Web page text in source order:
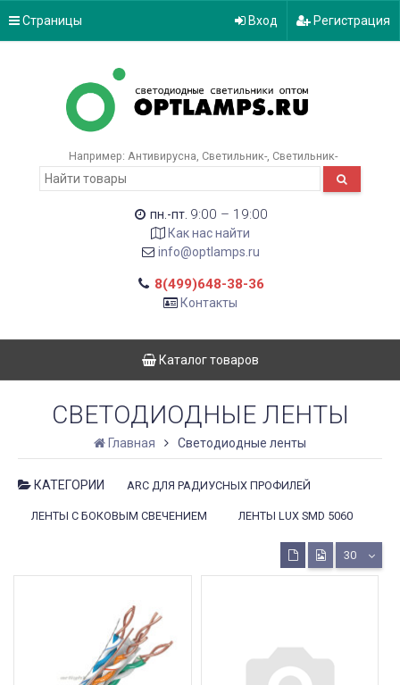
Страницы Вход Регистрация
Например: Антивирусна Светильник- Светильник-
пн.-пт. 9:00 – 19:00
Как нас найти
info@optlamps.ru
8(499)648-38-36
Контакты
Каталог товаров
СВЕТОДИОДНЫЕ ЛЕНТЫ
Главная Светодиодные ленты
КАТЕГОРИИ ARC ДЛЯ РАДИУСНЫХ ПРОФИЛЕЙ
ЛЕНТЫ С БОКОВЫМ СВЕЧЕНИЕМ ЛЕНТЫ LUX SMD 5060
30